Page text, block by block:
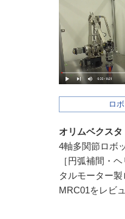
ロ
オリムベクスタ
4軸多関節ロボ
［円弧補間・
タルモーター
MRC01をレビ